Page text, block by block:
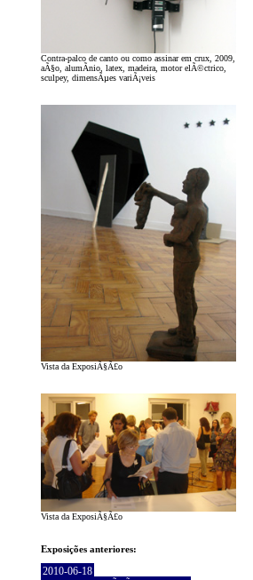
Contra-palco de canto ou como assinar em crux, 2009,
aÃ§o, alumÃ­nio, latex, madeira, motor elÃ©ctrico,
sculpey, dimensÃµes variÃ¡veis
Vista da ExposiÃ§Ã£o
Vista da ExposiÃ§Ã£o
Exposições anteriores:
2010-06-18